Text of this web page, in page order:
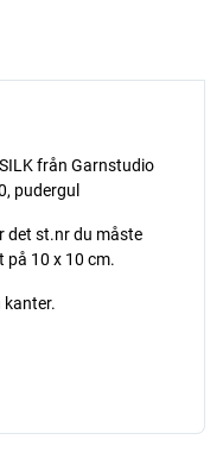
från Garnstudio
pudergul
det st.nr du måste
på 10 x 10 cm.
kanter.